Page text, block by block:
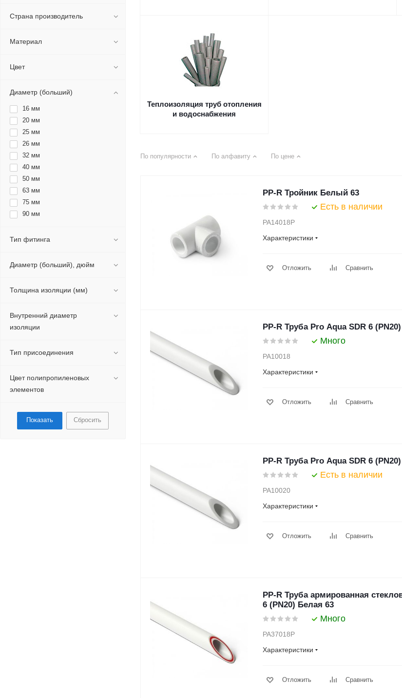
Теплоизоляция труб отопления
и водоснабжения
По популярности По алфавиту По цене
PP-R Тройник Белый 63
Есть в наличии
PA14018P
Характеристики
Отложить Сравнить
PP-R Труба Pro Aqua SDR 6
Много
PA10018
Характеристики
Отложить Сравнить
PP-R Труба Pro Aqua SDR 6
Есть в наличии
PA10020
Характеристики
Отложить Сравнить
PP-R Труба армированная
6 (PN20) Белая 63
Много
PA37018P
Характеристики
Отложить Сравнить
PlastFast
Tiemme
TIM
Uni-Fitt
Unidelta
Unio
Valfex
Valtec
Vieir
Zeissler
БЕЛАМОС
Джилекс
ТИЛИТ
Страна производитель
Материал
Цвет
Диаметр (больший)
16 мм
20 мм
25 мм
26 мм
32 мм
40 мм
50 мм
63 мм
75 мм
90 мм
125 мм
Тип фитинга
Диаметр (больший), дюйм
Толщина изоляции (мм)
Внутренний диаметр
изоляции
Тип присоединения
Цвет полипропиленовых
элементов
Сбросить